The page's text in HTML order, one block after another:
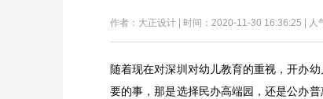
作者：大正设计 | 时间：2020-11-30 16:36:25 | 人
随着现在对深圳对幼儿教育的重视，开办
要的事，那是选择民办高端园，还是公办